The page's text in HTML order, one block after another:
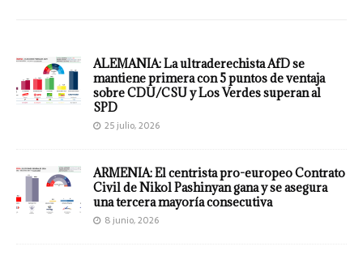
ALEMANIA: La ultraderechista AfD se
mantiene primera con 5 puntos de ventaja
sobre CDU/CSU y Los Verdes superan al
SPD
25 julio, 2026
ARMENIA: El centrista pro-europeo Contrato
Civil de Nikol Pashinyan gana y se asegura
una tercera mayoría consecutiva
8 junio, 2026